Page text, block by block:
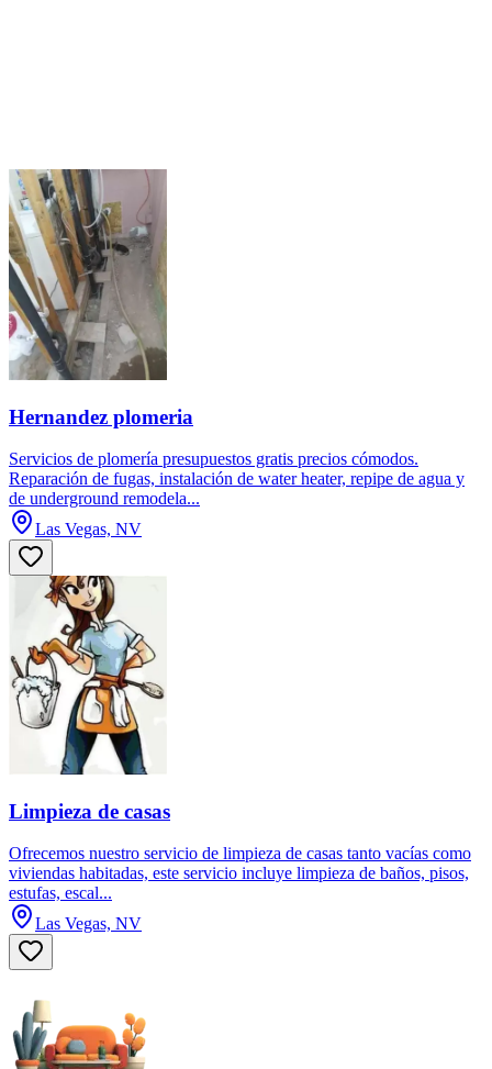
Hernandez plomeria
Servicios de plomería presupuestos gratis precios cómodos.
Reparación de fugas, instalación de water heater, repipe de agua y
de underground remodela...
Las Vegas, NV
Limpieza de casas
Ofrecemos nuestro servicio de limpieza de casas tanto vacías como
viviendas habitadas, este servicio incluye limpieza de baños, pisos,
estufas, escal...
Las Vegas, NV